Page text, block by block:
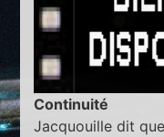
Continuité
Jacquouille dit